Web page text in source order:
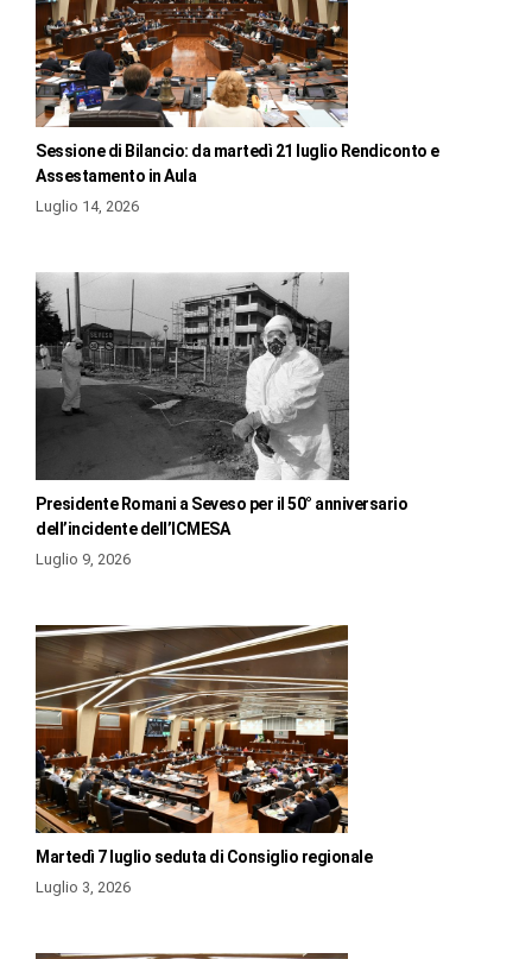
Sessione di Bilancio: da martedì 21 luglio Rendiconto e
Assestamento in Aula
Luglio 14, 2026
Presidente Romani a Seveso per il 50° anniversario
dell’incidente dell’ICMESA
Luglio 9, 2026
Martedì 7 luglio seduta di Consiglio regionale
Luglio 3, 2026